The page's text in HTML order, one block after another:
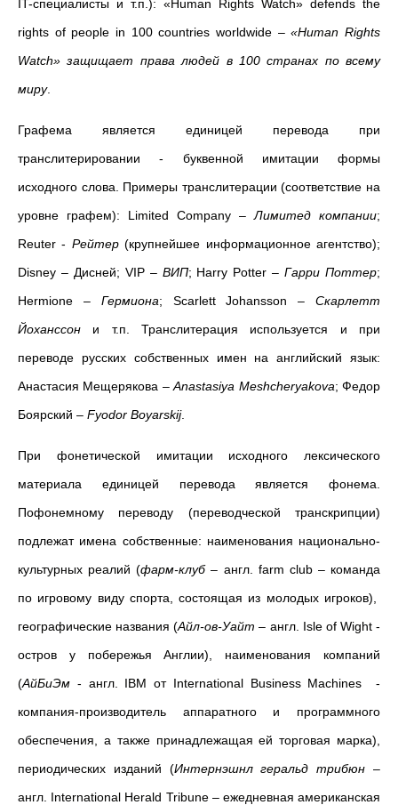
IT-специалисты и т.п.): «Human Rights Watch» defends the
rights of people in 100 countries worldwide –«Human Rights
Watch» защищает права людей в 100 странах по всему
миру.
Графема является единицей перевода при
транслитерировании - буквенной имитации формы
исходного слова.
Примеры транслитерации (соответствие на
уровне графем): Limited Company – Лимитед компании;
Reuter - Рейтер(крупнейшее информационное агентство);
Disney – Дисней; VIP – ВИП; Harry Potter –Гарри Поттер;
Hermione – Гермиона; Scarlett Johansson –Скарлетт
Йоханссон и т.п. Транслитерация используется и при
переводе русских собственных имен на английский язык:
Анастасия Мещерякова –Anastasiya Meshcheryakova; Федор
Боярский – Fyodor Boyarskij.
При фонетической имитации исходного лексического
материала единицей перевода является фонема.
Пофонемному переводу (переводческой транскрипции)
подлежат имена собственные: наименования национально-
культурных реалий (фарм-клуб – англ. farm club – команда
по игровому виду спорта, состоящая из молодых игроков)
географические названия (Айл-ов-Уайт – англ. Isle of Wight -
остров у побережья Англии) , наименования компаний
(АйБиЭм - англ. IBM от International Business Machines-
компания-производитель аппаратного и программного
обеспечения, а также принадлежащая ей торговая марка),
периодических изданий
(Интернэшнл геральд трибюн –
англ. International Herald Tribune –ежедневная американская